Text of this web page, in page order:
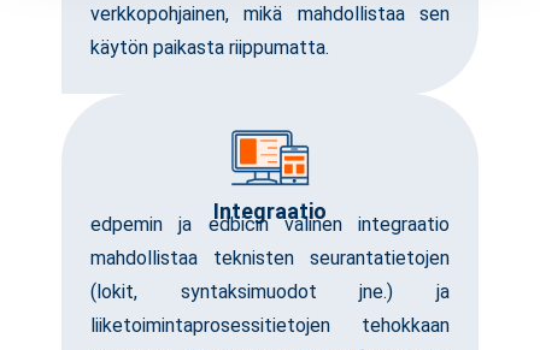
verkkopohjainen, mikä mahdollistaa sen
käytön paikasta riippumatta.
Integraatio
edpemin ja edbicin välinen integraatio
mahdollistaa teknisten seurantatietojen
(lokit, syntaksimuodot jne.) ja
liiketoimintaprosessitietojen tehokkaan